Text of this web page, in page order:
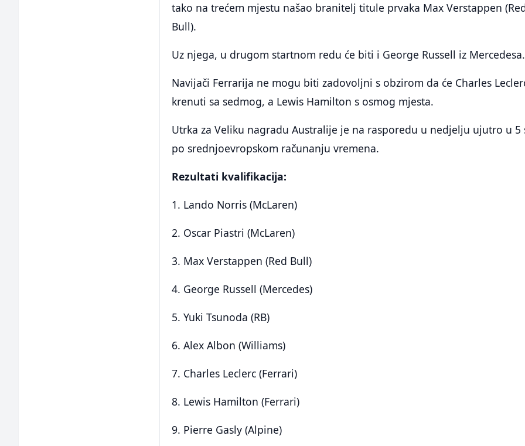
tako na trećem mjestu našao branitelj titule prvaka Max Verstappen
Bull).
Uz njega, u drugom startnom redu će biti i George Russell iz Mercedesa.
Navijači Ferrarija ne mogu biti zadovoljni s obzirom da će Charles
krenuti sa sedmog, a Lewis Hamilton s osmog mjesta.
Utrka za Veliku nagradu Australije je na rasporedu u nedjelju ujutro u 5
po srednjoevropskom računanju vremena.
Rezultati kvalifikacija:
1. Lando Norris (McLaren)
2. Oscar Piastri (McLaren)
3. Max Verstappen (Red Bull)
4. George Russell (Mercedes)
5. Yuki Tsunoda (RB)
6. Alex Albon (Williams)
7. Charles Leclerc (Ferrari)
8. Lewis Hamilton (Ferrari)
9. Pierre Gasly (Alpine)